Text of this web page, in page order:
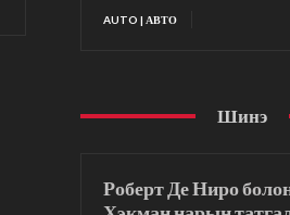
AUTO | АВТО
Шинэ
Роберт Де Ниро